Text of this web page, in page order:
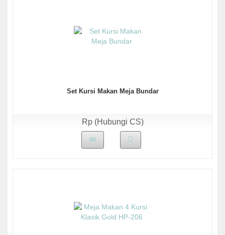
Set Kursi Makan Meja Bundar
Rp (Hubungi CS)